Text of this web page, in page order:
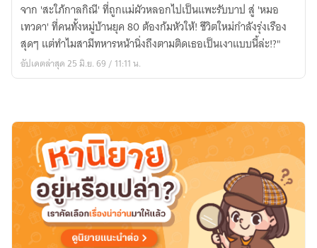
ยุค
80
ขอโทษ
ที
ฉัน
ไม่ใช่
สะใภ้
แสน
อีก
ต่อ
จาก 'สะใภ้กาลกิณี' ที่ถูกแม่ผัวหลอกไปเป็นแพะรับบาป สู่ 'หมอ
เทวดา' ที่คนทั้งหมู่บ้านยุค 80 ต้องก้มหัวให้! ชีวิตใหม่กำลังรุ่งเรือง
สุดๆ แต่ทำไมสามีทหารหน้านิ่งถึงตามติดเธอเป็นเงาแบบนี้ล่ะ!?"
อัปเดตล่าสุด 25 มิ.ย. 69 / 11:11 น.